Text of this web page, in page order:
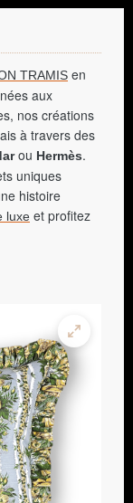
TRAMIS en
aux
nos créations
à travers des
ou Hermès.
uniques
histoire
luxe et profitez